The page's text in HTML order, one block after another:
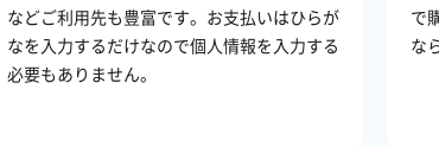
などご利用先も豊富です。お支払いはひらが
なを入力するだけなので個人情報を入力する
必要もありません。
で
な